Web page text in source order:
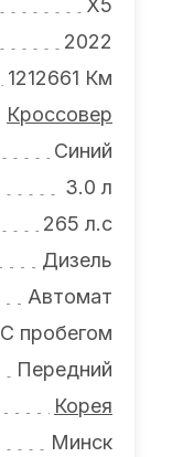
X5
2022
1212661 Км
Кроссовер
Синий
3.0 л
265 л.с
Дизель
Автомат
С пробегом
Передний
Корея
Минск